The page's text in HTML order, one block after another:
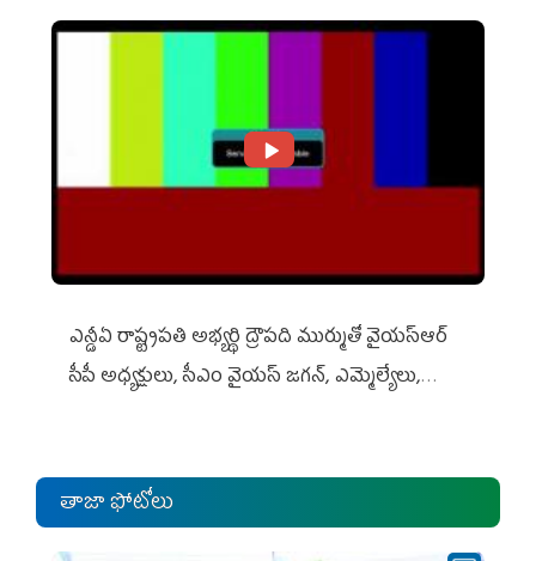
ఎన్డీఏ రాష్ట్ర‌ప‌తి అభ్య‌ర్థి ద్రౌప‌ది ముర్ముతో వైయ‌స్ఆర్
సీపీ అధ్య‌క్షులు, సీఎం వైయ‌స్ జ‌గ‌న్, ఎమ్మెల్యేలు,
తాజా ఫోటోలు